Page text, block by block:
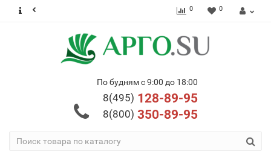
0 0
По будням с 9:00 до 18:00
8(495) 128-89-95
8(800) 350-89-95